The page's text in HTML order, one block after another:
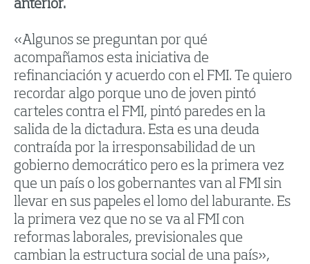
anterior.
«Algunos se preguntan por qué
acompañamos esta iniciativa de
refinanciación y acuerdo con el FMI. Te quiero
recordar algo porque uno de joven pintó
carteles contra el FMI, pintó paredes en la
salida de la dictadura. Esta es una deuda
contraída por la irresponsabilidad de un
gobierno democrático pero es la primera vez
que un país o los gobernantes van al FMI sin
llevar en sus papeles el lomo del laburante. Es
la primera vez que no se va al FMI con
reformas laborales, previsionales que
cambian la estructura social de una país»,